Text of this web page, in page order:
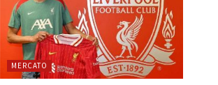
MERCATO